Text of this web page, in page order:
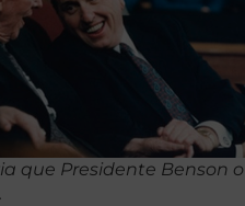
que Presidente Benson o